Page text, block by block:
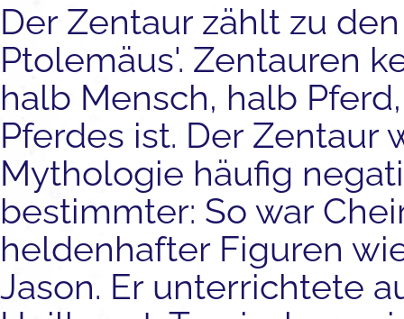
Der Zentaur zählt zu
Ptolemäus'. Zentauren
halb Mensch, halb
Pferdes ist. Der Zentaur
Mythologie häufig
bestimmter: So war
heldenhafter Figuren
Jason. Er unterrichtete